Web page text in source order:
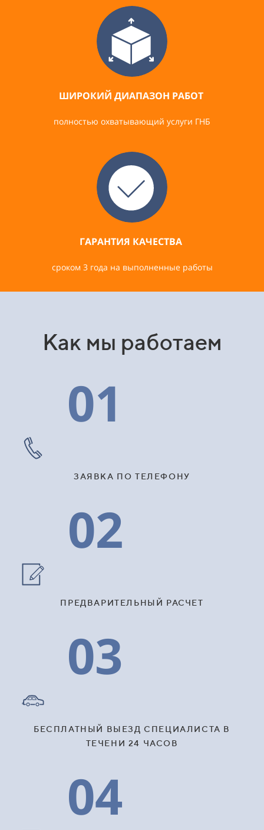
ШИРОКИЙ ДИАПАЗОН РАБОТ
полностью охватывающий услуги ГНБ
ГАРАНТИЯ КАЧЕСТВА
сроком 3 года на выполненные работы
Как мы работаем
01
ЗАЯВКА ПО ТЕЛЕФОНУ
02
ПРЕДВАРИТЕЛЬНЫЙ РАСЧЕТ
03
БЕСПЛАТНЫЙ ВЫЕЗД СПЕЦИАЛИСТА В
ТЕЧЕНИ 24 ЧАСОВ
04